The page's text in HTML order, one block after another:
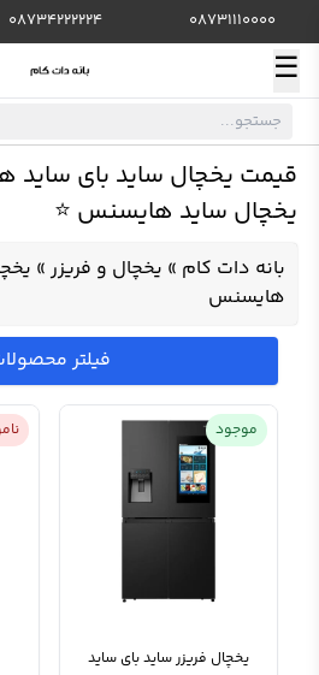
08731110000
08734222224
☰
قیمت یخچال ساید بای ساید
یخچال ساید هایسنس ⭐️
بانه دات کام » یخچال و فریزر»
هایسنس
فیلتر
موجود
یخچال فریزر ساید بای ساید